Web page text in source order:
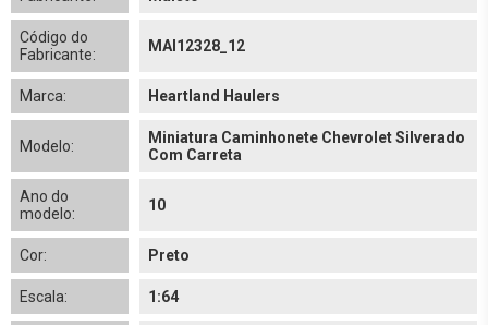
Código do
Fabricante:
MAI12328_12
Marca: Heartland Haulers
Modelo:
Miniatura Caminhonete Chevrolet Silverado
Com Carreta
Ano do
modelo:
10
Cor: Preto
Escala: 1:64